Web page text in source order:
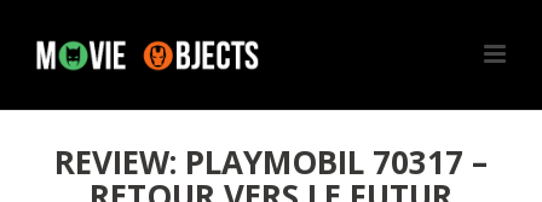
REVIEW: PLAYMOBIL 70317 –